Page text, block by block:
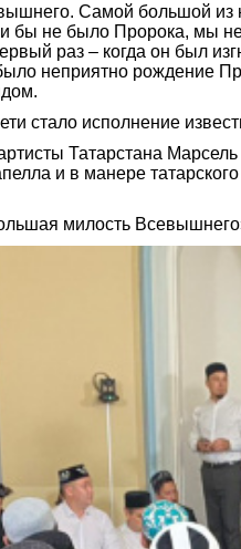
Самой большой из
бы не было Пророка, мы
раз – когда он был
неприятно рождение
стало исполнение
Татарстана
и в манере